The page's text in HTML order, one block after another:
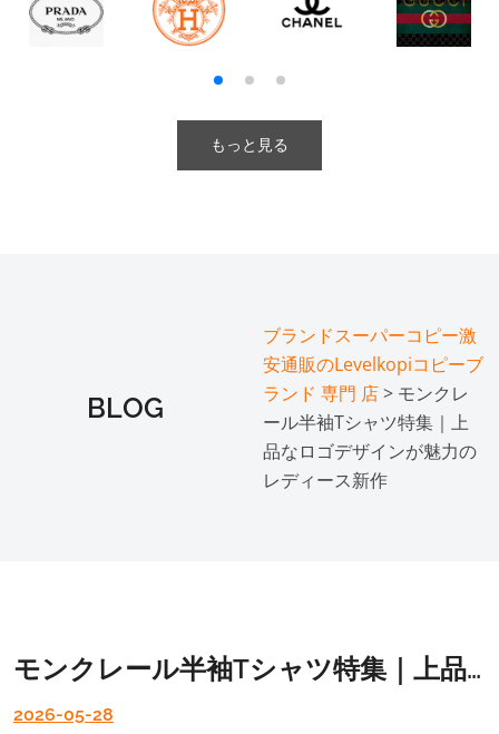
もっと見る
BLOG
ブランドスーパーコピー激
安通販のLevelkopiコピーブ
ランド 専門 店> モンクレ
ール半袖Tシャツ特集｜上
品なロゴデザインが魅力の
レディース新作
モンクレール半袖Tシャツ特集｜上品なロゴデザインが魅力のレディース新作
2026-05-28